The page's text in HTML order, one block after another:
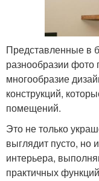
Представленные в
разнообразии фото
многообразие
конструкций,
помещений.
Это не только
выглядит пусто, но
интерьера,
практичных